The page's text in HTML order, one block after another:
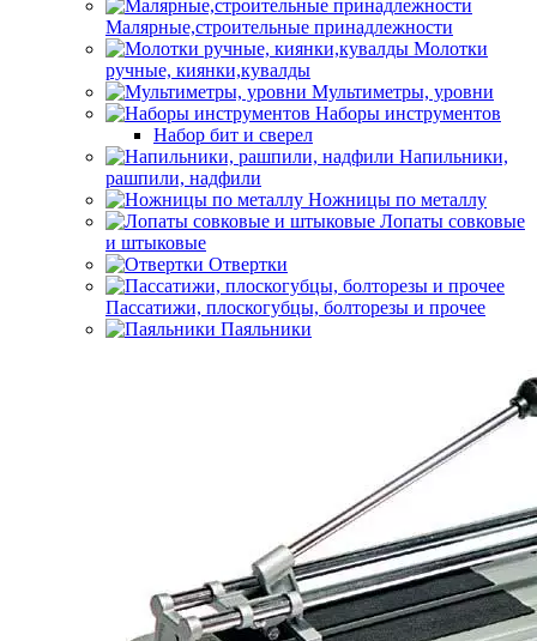
Малярные,строительные принадлежности
Молотки
ручные, киянки,кувалды
Мультиметры, уровни
Наборы инструментов
Набор бит и сверел
Напильники,
рашпили, надфили
Ножницы по металлу
Лопаты совковые
и штыковые
Отвертки
Пассатижи, плоскогубцы, болторезы и прочее
Паяльники